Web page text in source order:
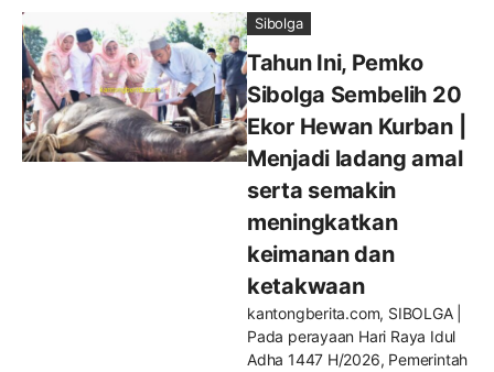
Sibolga
Tahun Ini, Pemko
Sibolga Sembelih 20
Ekor Hewan Kurban |
Menjadi ladang amal
serta semakin
meningkatkan
keimanan dan
ketakwaan
kantongberita.com, SIBOLGA |
Pada perayaan Hari Raya Idul
Adha 1447 H/2026, Pemerintah